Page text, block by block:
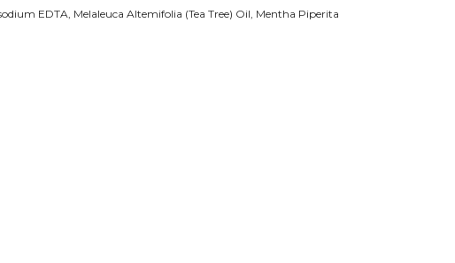
EDTA, Melaleuca Altemifolia (Tea Tree) Oil, Mentha Piperita